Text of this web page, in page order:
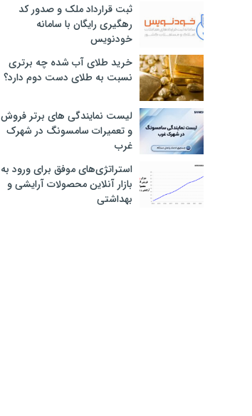
ثبت قرارداد ملک و صدور کد
رهگیری رایگان با سامانه
خودنویس
خرید طلای آب شده چه برتری
نسبت به طلای دست دوم دارد؟
لیست نمایندگی های برتر فروش
و تعمیرات سامسونگ در شهرک
غرب
استراتژی‌های موفق برای ورود به
بازار آنلاین محصولات آرایشی و
بهداشتی